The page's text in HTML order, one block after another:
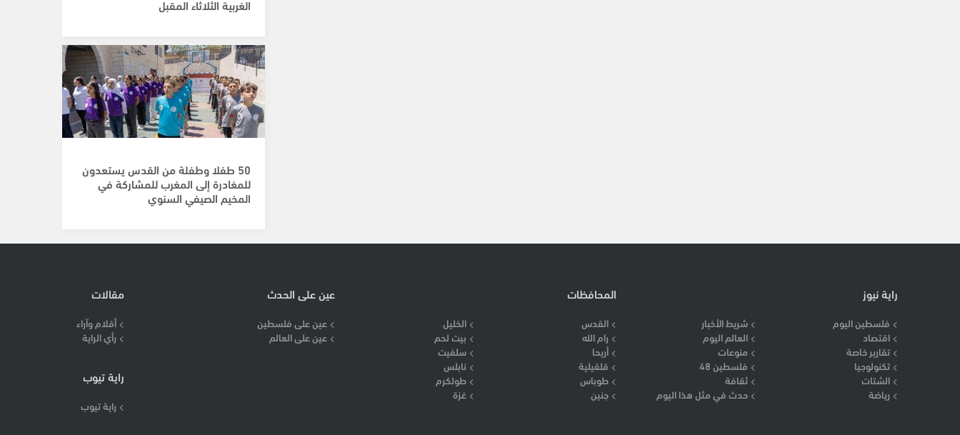
الغربية الثلاثاء المقبل
50 طفلا وطفلة من القدس يستعدون
للمغادرة إلى المغرب للمشاركة في
المخيم الصيفي السنوي
راية نيوز
فلسطين اليوم
شريط الأخبار
اقتصاد
العالم اليوم
تقارير خاصة
منوعات
تكنولوجيا
فلسطين 48
الشتات
ثقافة
رياضة
حدث في مثل هذا اليوم
المحافظات
القدس
الخليل
رام الله
بيت لحم
أريحا
سلفيت
قلقيلية
نابلس
طوباس
طولكرم
جنين
غزة
عين على الحدث
عين على فلسطين
عين على العالم
مقالات
أقلام وآراء
رأي الراية
راية تيوب
راية تيوب